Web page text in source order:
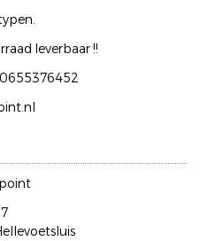
leverbaar !!